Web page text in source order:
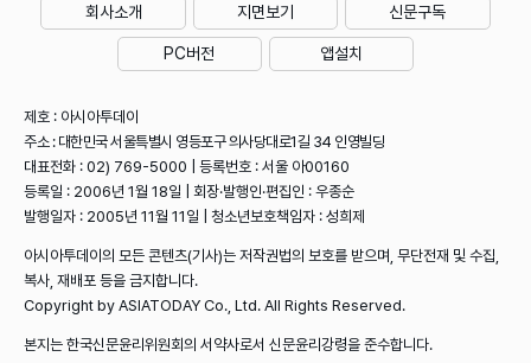
회사소개 지면보기 신문구독
PC버전 앱설치
제호 : 아시아투데이
주소 : 대한민국 서울특별시 영등포구 의사당대로1길 34 인영빌딩
대표전화 : 02) 769-5000 | 등록번호 : 서울 아00160
등록일 : 2006년 1월 18일 | 회장·발행인·편집인 : 우종순
발행일자 : 2005년 11월 11일 | 청소년보호책임자 : 성희제
아시아투데이의 모든 콘텐츠(기사)는 저작권법의 보호를 받으며, 무단전재 및 수집,
복사, 재배포 등을 금지합니다.
Copyright by ASIATODAY Co., Ltd. All Rights Reserved.
본지는 한국신문윤리위원회의 서약사로서 신문윤리강령을 준수합니다.